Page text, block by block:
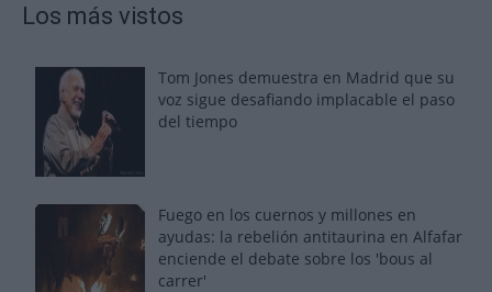
Los más vistos
Tom Jones demuestra en Madrid que su
voz sigue desafiando implacable el paso
del tiempo
Fuego en los cuernos y millones en
ayudas: la rebelión antitaurina en Alfafar
enciende el debate sobre los 'bous al
carrer'